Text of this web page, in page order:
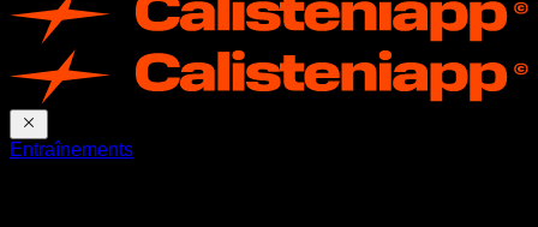
Entraînements